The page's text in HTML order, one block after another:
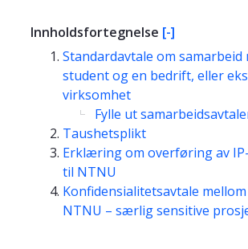
Innholdsfortegnelse [-]
Standardavtale om samarbeid
student og en bedrift, eller
virksomhet
Fylle ut
Taushetsplikt
Erklæring om overføring av
til NTNU
Konfidensialitetsavtale
NTNU – særlig sensitive